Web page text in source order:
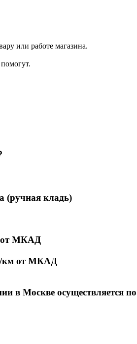
или работе магазина.
(ручная кладь)
от МКАД
км от МКАД
в Москве осуществляется